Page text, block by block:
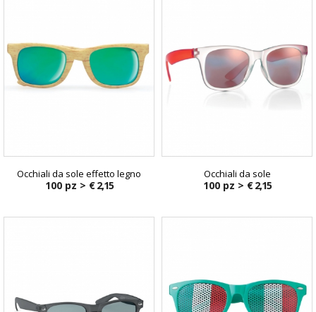
Occhiali da sole effetto legno
100 pz > € 2,15
Occhiali da sole
100 pz > € 2,15